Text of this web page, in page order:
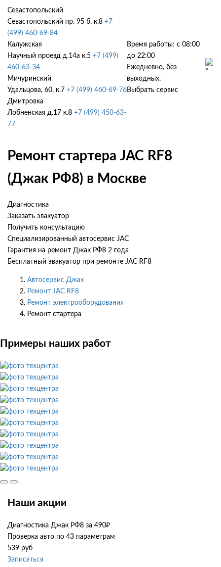
Севастопольский
Севастопольский пр. 95 б, к.8 +7
(499) 460-69-84
Калужская
Научный проезд д.14а к.5 +7 (499)
460-63-34
Мичуринский
Удальцова, 60, к.7 +7 (499) 460-69-76
Дмитровка
Лобненская д.17 к.8 +7 (499) 450-63-
77
Время работы: с 08:00
до 22:00
Ежедневно, без
выходных.
Выбрать сервис
Ремонт стартера JAC RF8
(Джак РФ8) в Москве
Диагностика
Заказать эвакуатор
Получить консультацию
Специализированный автосервис JAC
Гарантия на ремонт Джак РФ8 2 года
Бесплатный эвакуатор при ремонте JAC RF8
Автосервис Джак
Ремонт JAC RF8
Ремонт электрооборудования
Ремонт стартера
Примеры наших работ
Наши акции
Диагностика Джак РФ8 за 490₽
Проверка авто по 43 параметрам
539 руб
Записаться